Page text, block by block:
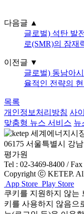
다음글 ▲
글로벌) 석탄 발
로(SMR)의 잠재
이전글 ▼
글로벌) 동남아
율적인 전략의
목록
개인정보처리방침 사
맞춤형 뉴스 서비스 뉴
06175 서울특별시 강
평가원
Tel : 02-3469-8400 /
Copyright ⓒ KETEP. All
App Store Play Store
쿠키를 지원하지 않는
키를 사용하지 않음으